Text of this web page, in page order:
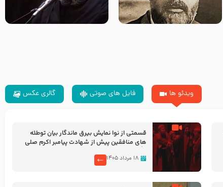
روضه‌ی مجلس یزید ملعون و
اسارت اهل‌بیت علیهم‌السلام –
سلام جوانی که امام حسین علیه
السلام خودش جوابش را دادند
ویدئو ها فایل های صوتی گالری عکس
قسمتی از نوا نمایش بیرق ماندگار بیان توطئه
های منافقین پیش از شهادت پیامبر اکرم صلی
۱۸ مرداد ۱۴۰۵